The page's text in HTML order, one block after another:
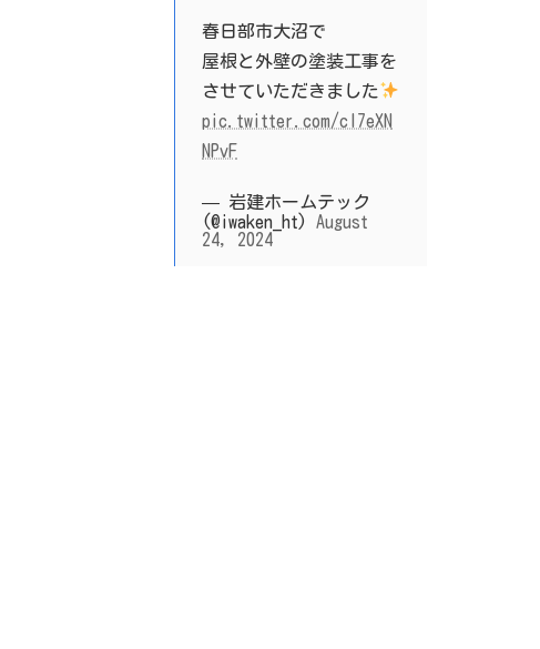
春日部市大沼で
屋根と外壁の塗装工事を
させていただきました
pic.twitter.com/cI7eXN
NPvF
— 岩建ホームテック
(@iwaken_ht) August
24, 2024